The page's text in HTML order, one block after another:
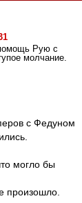
Рую с
молчание.
с Федуном
могло бы
произошло.